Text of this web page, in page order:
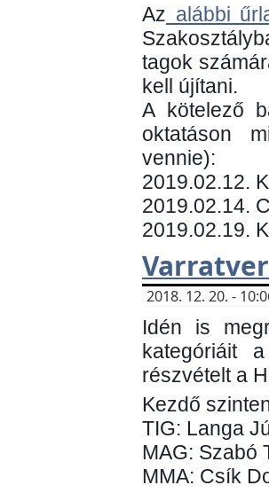
Az alábbi
tagok
kell újítani.
​A kötelező
oktatáson
vennie):
​2019.02.12.
2019.02.14.
2019.02.19.
2018. 12. 20. -
Idén is
kategóriáit
részvételt a
Kezdő
TIG: Langa
MAG: Szabó
MMA: Csík